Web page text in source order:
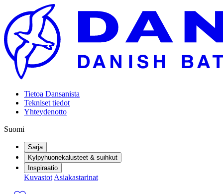
Tietoa Dansanista
Tekniset tiedot
Yhteydenotto
Suomi
Sarja
Kylpyhuonekalusteet & suihkut
Inspiraatio
Kuvastot Asiakastarinat